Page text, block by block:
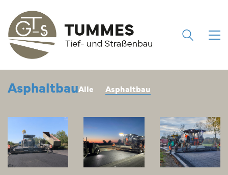
AsphaltbauAlle Asphaltbau